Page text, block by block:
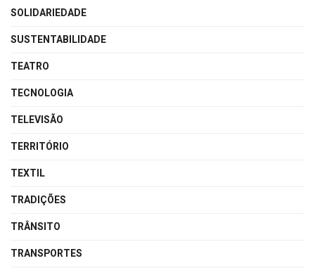
SOLIDARIEDADE
SUSTENTABILIDADE
TEATRO
TECNOLOGIA
TELEVISÃO
TERRITÓRIO
TEXTIL
TRADIÇÕES
TRÂNSITO
TRANSPORTES